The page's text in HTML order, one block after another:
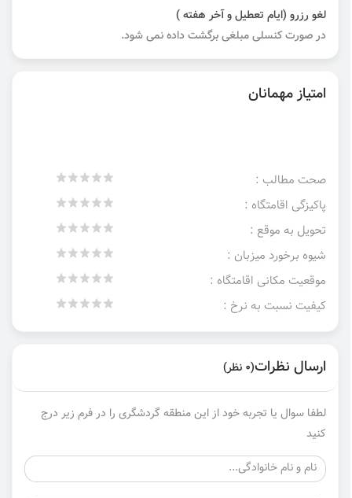
لغو رزرو (ایام تعطیل و آخر هفته )
در صورت کنسلی مبلغی برگشت داده نمی شود.
امتیاز مهمانان
صحت مطالب :
پاکیزگی اقامتگاه :
تحویل به موقع :
شیوه برخورد میزبان :
موقعیت مکانی اقامتگاه :
کیفیت نسبت به نرخ :
ارسال نظرات(0 نظر)
لطفا سوال یا تجربه خود از این منطقه گردشگری را در فرم زیر درج
کنید